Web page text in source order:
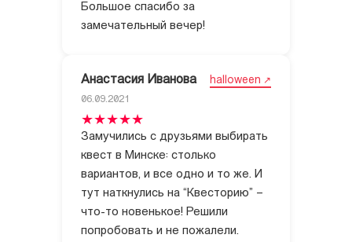
Большое спасибо за
замечательный вечер!
Анастасия Иванова halloween
06.09.2021
Замучились с друзьями выбирать
квест в Минске: столько
вариантов, и все одно и то же. И
тут наткнулись на “Квесторию” –
что-то новенькое! Решили
попробовать и не пожалели.